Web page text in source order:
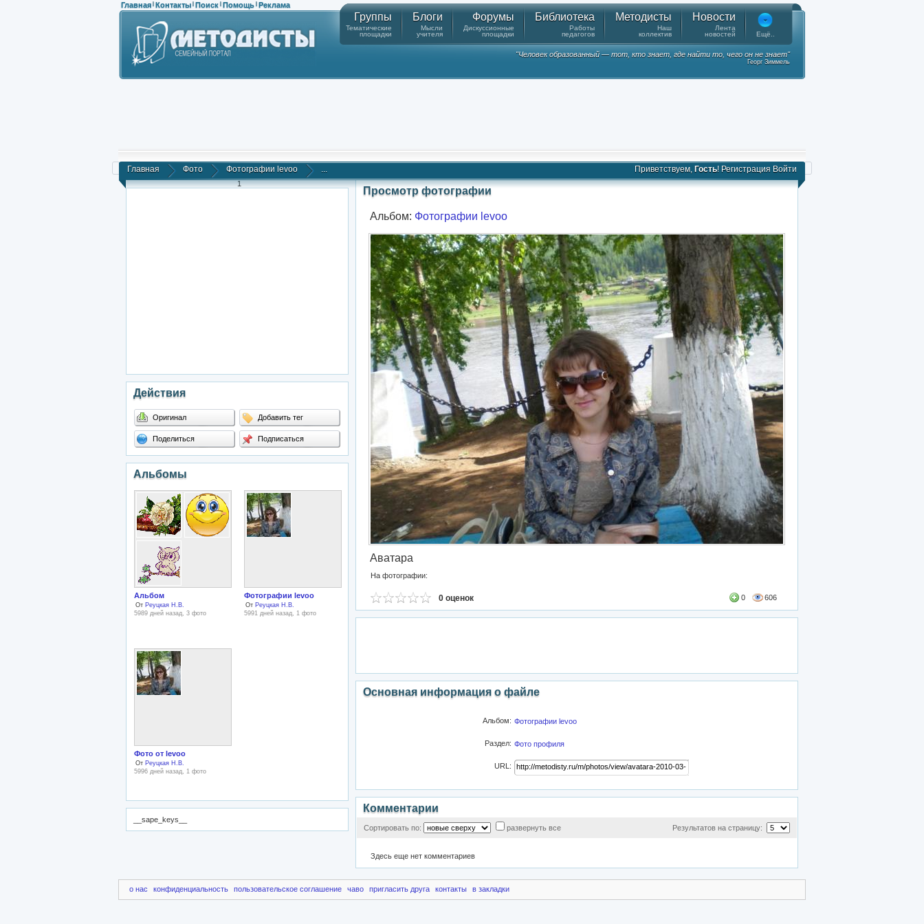
Главная | Контакты | Поиск | Помощь | Реклама
Группы
Тематические
площадки
Блоги
Мысли
учителя
Форумы
Дискуссионные
площадки
Библиотека
Работы
педагогов
Методисты
Наш
коллектив
Новости
Лента
новостей
Ещё..
"Человек образованный — тот, кто знает, где найти то, чего он не знает"
Георг Зиммель
Главная Фото Фотографии levoo ... Приветствуем, Гость! Регистрация Войти
1
Действия
Оригинал Добавить тег
Поделиться Подписаться
Альбомы
Альбом
От Реуцкая Н.В.
5989 дней назад, 3 фото
Фотографии levoo
От Реуцкая Н.В.
5991 дней назад, 1 фото
Фото от levoo
От Реуцкая Н.В.
5996 дней назад, 1 фото
__sape_keys__
Просмотр фотографии
Альбом: Фотографии levoo
Аватара
На фотографии:
0 оценок 0 606
Основная информация о файле
Альбом: Фотографии levoo
Раздел: Фото профиля
URL:
Комментарии
Сортировать по: развернуть все Результатов на страницу:
Здесь еще нет комментариев
о нас конфиденциальность пользовательское соглашение чаво пригласить друга контакты в закладки